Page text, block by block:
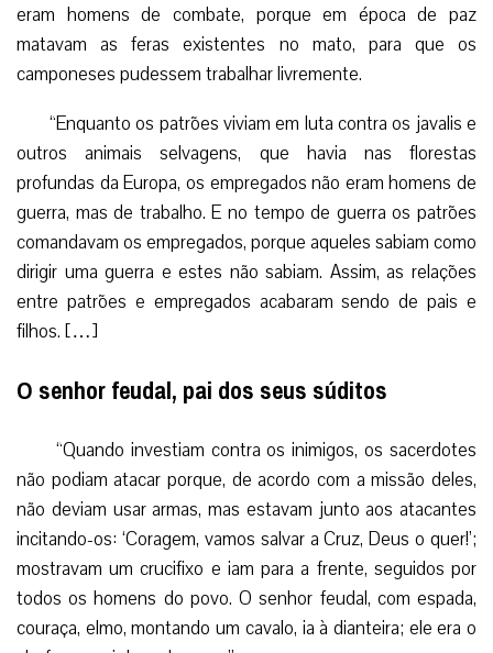
eram homens de combate, porque em época de paz
matavam as feras existentes no mato, para que os
camponeses pudessem trabalhar livremente.
“Enquanto os patrões viviam em luta contra os javalis e
outros animais selvagens, que havia nas florestas
profundas da Europa, os empregados não eram homens de
guerra, mas de trabalho. E no tempo de guerra os patrões
comandavam os empregados, porque aqueles sabiam como
dirigir uma guerra e estes não sabiam. Assim, as relações
entre patrões e empregados acabaram sendo de pais e
filhos. […]
O senhor feudal, pai dos seus súditos
“Quando investiam contra os inimigos, os sacerdotes
não podiam atacar porque, de acordo com a missão deles,
não deviam usar armas, mas estavam junto aos atacantes
incitando-os: ‘Coragem, vamos salvar a Cruz, Deus o quer!’;
mostravam um crucifixo e iam para a frente, seguidos por
todos os homens do povo. O senhor feudal, com espada,
couraça, elmo, montando um cavalo, ia à dianteira; ele era o